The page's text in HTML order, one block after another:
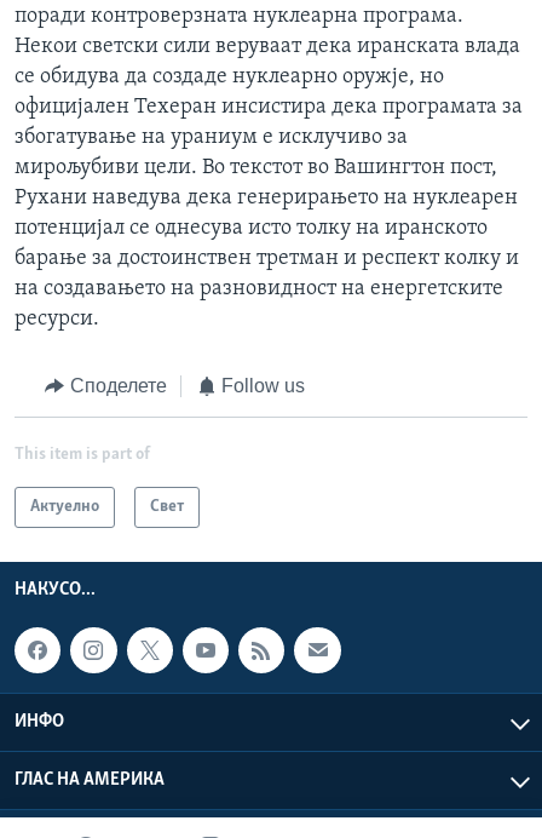
поради контроверзната нуклеарна програма.
Некои светски сили веруваат дека иранската влада
се обидува да создаде нуклеарно оружје, но
официјален Техеран инсистира дека програмата за
збогатување на ураниум е исклучиво за
мирољубиви цели. Во текстот во Вашингтон пост,
Рухани наведува дека генерирањето на нуклеарен
потенцијал се однесува исто толку на иранското
барање за достоинствен третман и респект колку и
на создавањето на разновидност на енергетските
ресурси.
Споделете Follow us
This item is part of
Актуелно Свет
НАКУСО...
ИНФО
ГЛАС НА АМЕРИКА